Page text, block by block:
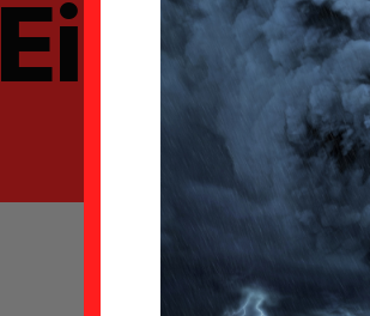
PKW rutscht in
Am Montagmorgen
technischen